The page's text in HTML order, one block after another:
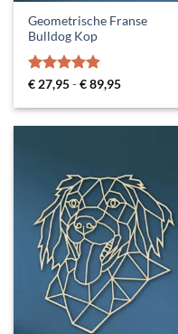
Geometrische Franse
Bulldog Kop
Gewaardeerd
€ 27,95-€89,95Prijsklasse:
tot